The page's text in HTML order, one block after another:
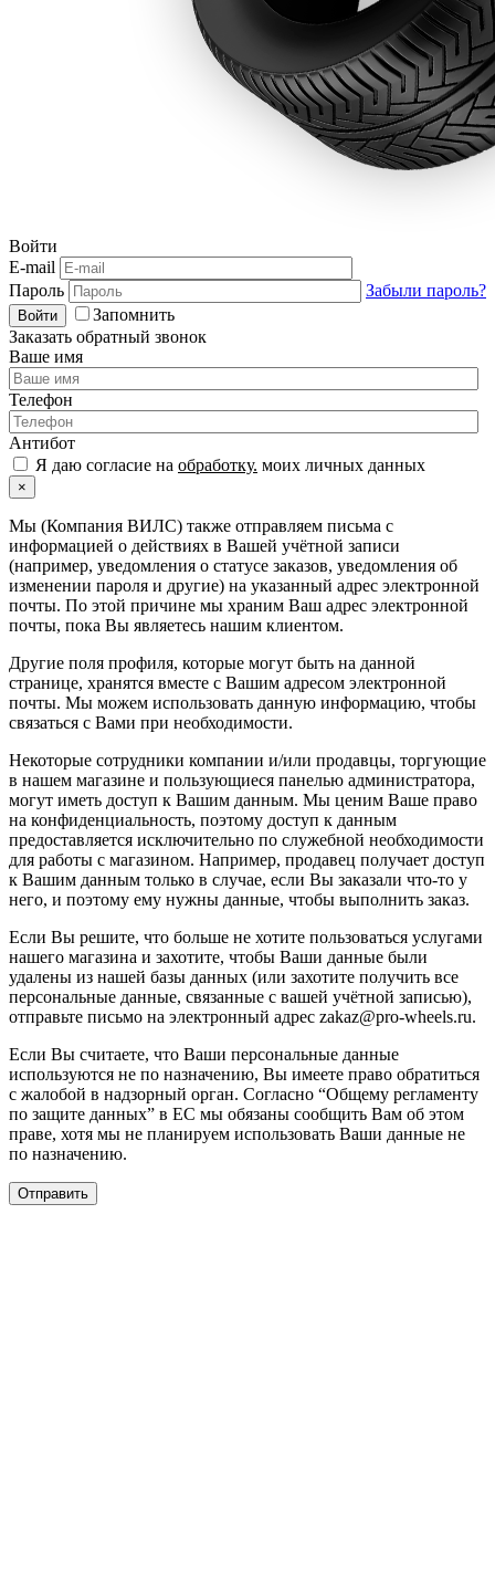
Войти
E-mail
Пароль
Забыли пароль?
Войти
Запомнить
Заказать обратный звонок
Ваше имя
Телефон
Антибот
Я даю согласие на обработку. моих личных данных
×
Мы (Компания ВИЛС) также отправляем письма с
информацией о действиях в Вашей учётной записи
(например, уведомления о статусе заказов, уведомления об
изменении пароля и другие) на указанный адрес электронной
почты. По этой причине мы храним Ваш адрес электронной
почты, пока Вы являетесь нашим клиентом.
Другие поля профиля, которые могут быть на данной
странице, хранятся вместе с Вашим адресом электронной
почты. Мы можем использовать данную информацию, чтобы
связаться с Вами при необходимости.
Некоторые сотрудники компании и/или продавцы, торгующие
в нашем магазине и пользующиеся панелью администратора,
могут иметь доступ к Вашим данным. Мы ценим Ваше право
на конфиденциальность, поэтому доступ к данным
предоставляется исключительно по служебной необходимости
для работы с магазином. Например, продавец получает доступ
к Вашим данным только в случае, если Вы заказали что-то у
него, и поэтому ему нужны данные, чтобы выполнить заказ.
Если Вы решите, что больше не хотите пользоваться услугами
нашего магазина и захотите, чтобы Ваши данные были
удалены из нашей базы данных (или захотите получить все
персональные данные, связанные с вашей учётной записью),
отправьте письмо на электронный адрес zakaz@pro-wheels.ru.
Если Вы считаете, что Ваши персональные данные
используются не по назначению, Вы имеете право обратиться
с жалобой в надзорный орган. Согласно “Общему регламенту
по защите данных” в ЕС мы обязаны сообщить Вам об этом
праве, хотя мы не планируем использовать Ваши данные не
по назначению.
Отправить